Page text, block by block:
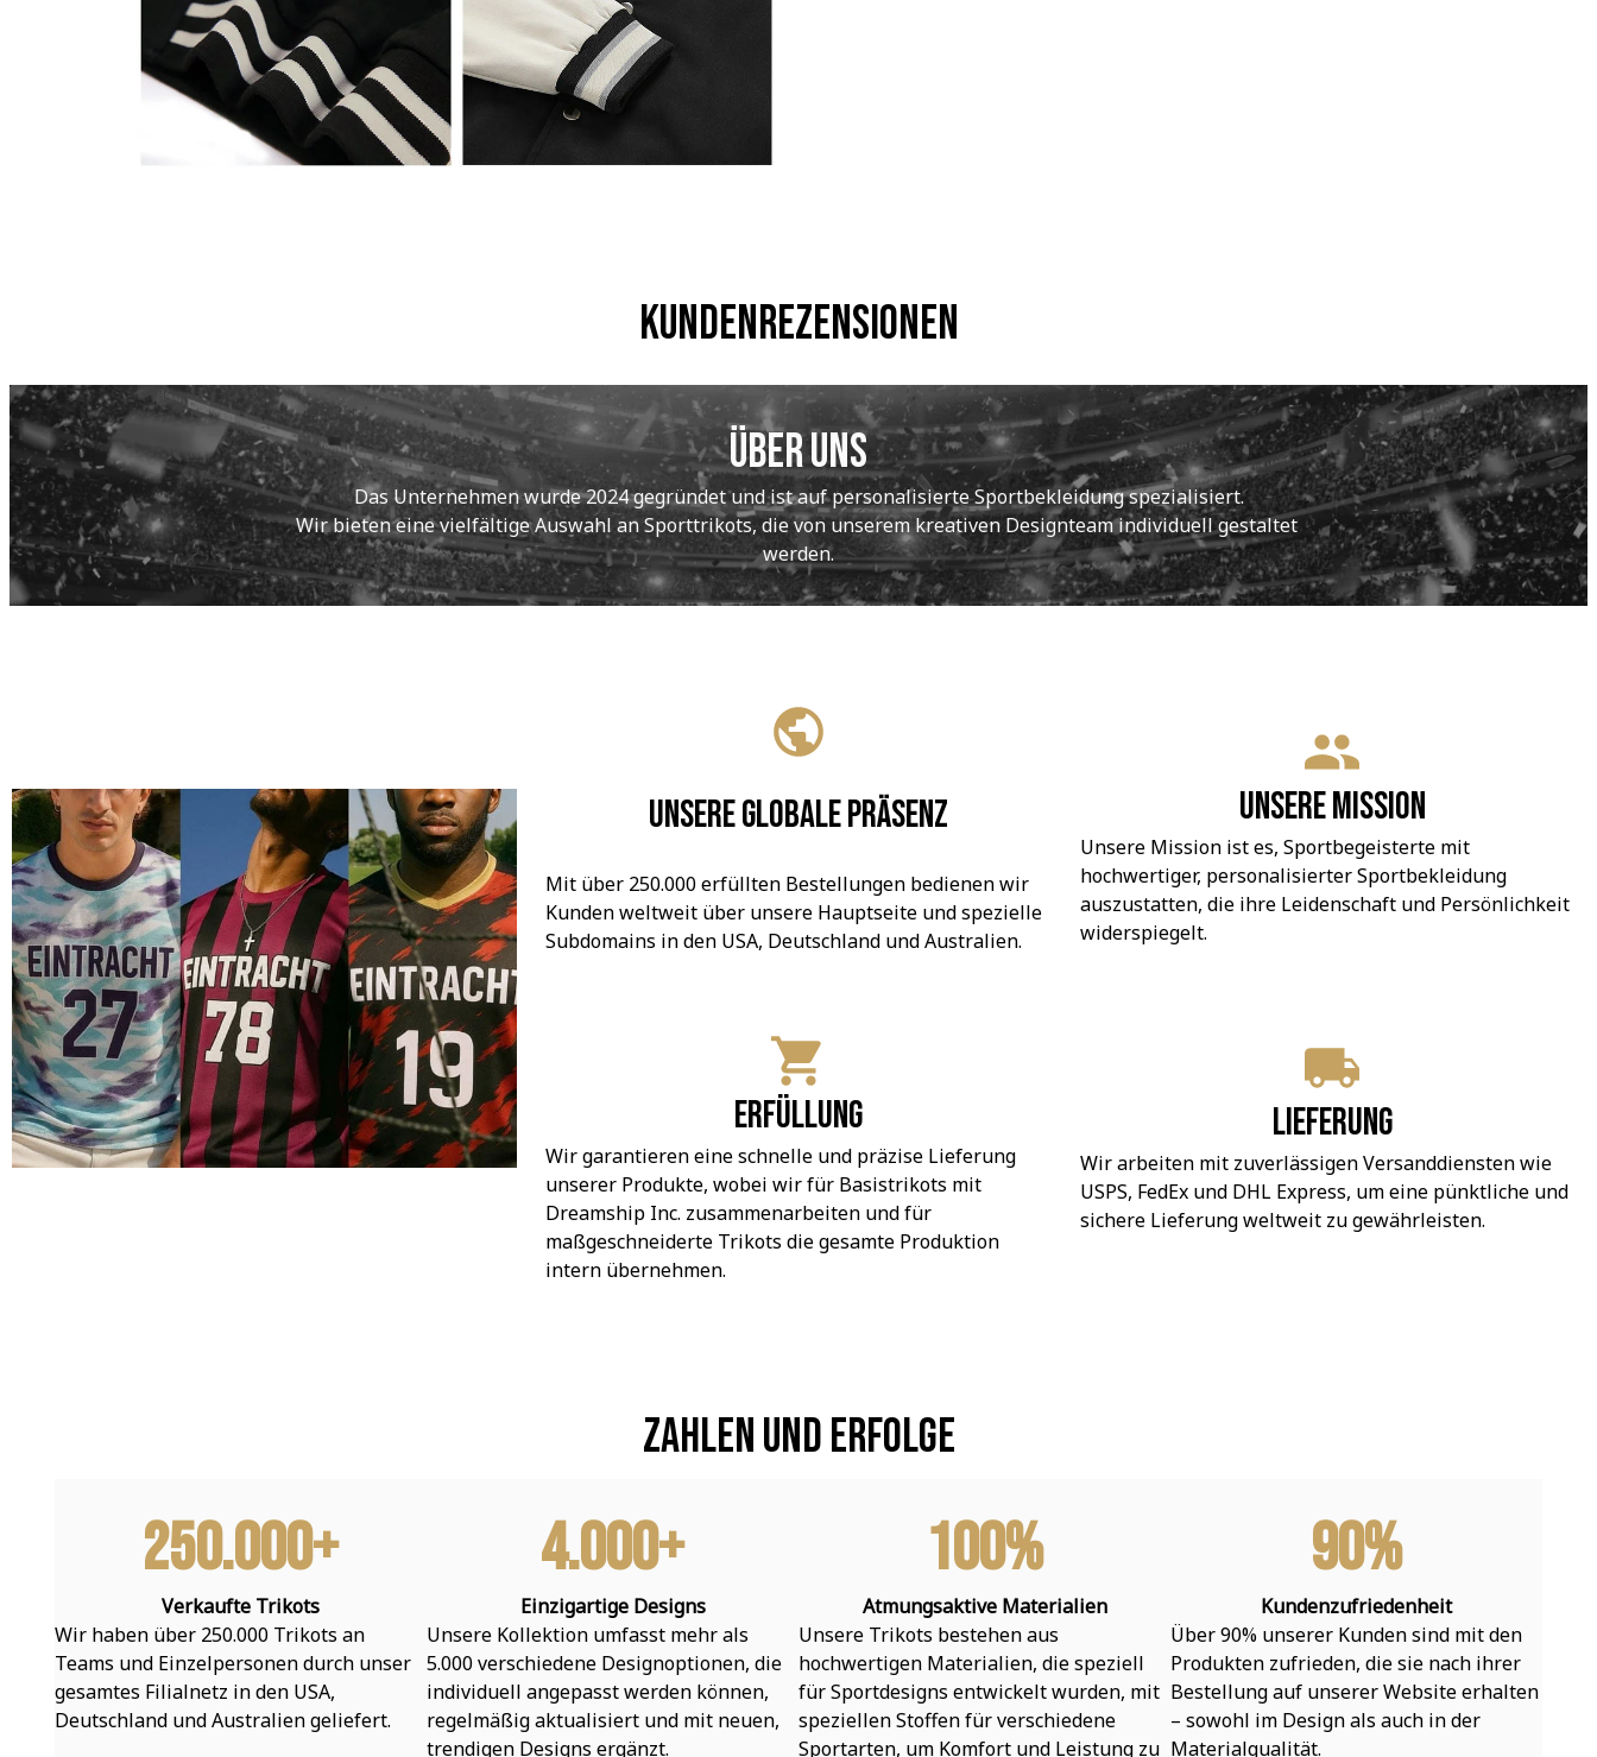
Kundenrezensionen
Über uns
Das Unternehmen wurde 2024 gegründet und ist auf personalisierte Sportbekleidung spezialisiert.
Wir bieten eine vielfältige Auswahl an Sporttrikots, die von unserem kreativen Designteam individuell gestaltet
werden.
Unsere globale Präsenz
Mit über 250.000 erfüllten Bestellungen bedienen wir
Kunden weltweit über unsere Hauptseite und spezielle
Subdomains in den USA, Deutschland und Australien.
Erfüllung
Wir garantieren eine schnelle und präzise Lieferung
unserer Produkte, wobei wir für Basistrikots mit
Dreamship Inc. zusammenarbeiten und für
maßgeschneiderte Trikots die gesamte Produktion
intern übernehmen.
Unsere Mission
Unsere Mission ist es, Sportbegeisterte mit
hochwertiger, personalisierter Sportbekleidung
auszustatten, die ihre Leidenschaft und Persönlichkeit
widerspiegelt.
Lieferung
Wir arbeiten mit zuverlässigen Versanddiensten wie
USPS, FedEx und DHL Express, um eine pünktliche und
sichere Lieferung weltweit zu gewährleisten.
Zahlen und Erfolge
250.000+
Verkaufte Trikots
Wir haben über 250.000 Trikots an
Teams und Einzelpersonen durch unser
gesamtes Filialnetz in den USA,
Deutschland und Australien geliefert.
4.000+
Einzigartige Designs
Unsere Kollektion umfasst mehr als
5.000 verschiedene Designoptionen, die
individuell angepasst werden können,
regelmäßig aktualisiert und mit neuen,
trendigen Designs ergänzt.
100%
Atmungsaktive Materialien
Unsere Trikots bestehen aus
hochwertigen Materialien, die speziell
für Sportdesigns entwickelt wurden, mit
speziellen Stoffen für verschiedene
Sportarten, um Komfort und Leistung zu
90%
Kundenzufriedenheit
Über 90% unserer Kunden sind mit den
Produkten zufrieden, die sie nach ihrer
Bestellung auf unserer Website erhalten
– sowohl im Design als auch in der
Materialqualität.